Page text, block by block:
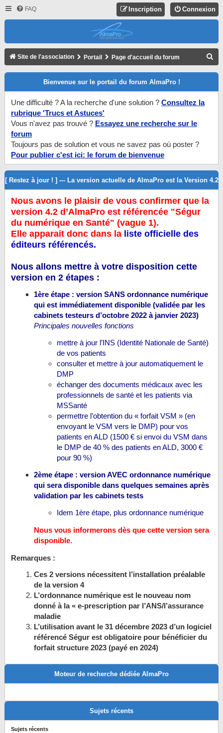
FAQ Connexion
Inscription
Site de l'association Portail Page d'accueil du forum
Bienvenue sur le portail du forum AlmaPro !
Une difficulté ? A la recherche d'une solution ? Consultez la
rubrique 'Trucs et Astuces'
Vous n'avez pas trouvé ? Essayez une recherche sur le
forum
Toujours pas de solution et vous ne savez pas où poster ?
Pour publier c'est ici: le forum de bienvenue
[ Restez à jour ! ] --- La version actuelle de AlmaPro est la Version 4.2
Nous avons le plaisir de vous confirmer que la
version 4.2 d’AlmaPro est référencée "Ségur
du numérique en Santé" (vague 1).
Elle apparait donc dans la liste officielle des
éditeurs référencés.
Nous allons mettre à votre disposition cette
version en 2 étapes :
1ère étape : version SANS ordonnance numérique
qui est immédiatement disponible (validée par les
cabinets testeurs d’octobre 2022 à janvier 2023)
Principales nouvelles fonctions
mettre à jour l’INS (Identité Nationale de Santé)
de vos patients
consulter et mettre à jour automatiquement le
DMP
échanger des documents médicaux avec les
professionnels de santé et les patients via
MSSanté
permettre l’obtention du « forfait VSM » (en
envoyant le VSM vers le DMP) pour vos
patients en ALD (1500 € si envoi du VSM dans
le DMP de 40 % des patients en ALD, 3000 €
pour 90 %)
2ème étape : version AVEC ordonnance numérique
qui sera disponible dans quelques semaines après
validation par les cabinets tests
Idem 1ère étape, plus ordonnance numérique
Nous vous informerons dès que cette version sera
disponible.
Remarques :
Ces 2 versions nécessitent l’installation préalable
de la version 4
L’ordonnance numérique est le nouveau nom
donné à la « e-prescription par l’ANS/l’assurance
maladie
L’utilisation avant le 31 décembre 2023 d’un logiciel
référencé Ségur est obligatoire pour bénéficier du
forfait structure 2023 (payé en 2024)
Moteur de recherche dédiée AlmaPro
Sujets récents
Sujets récents